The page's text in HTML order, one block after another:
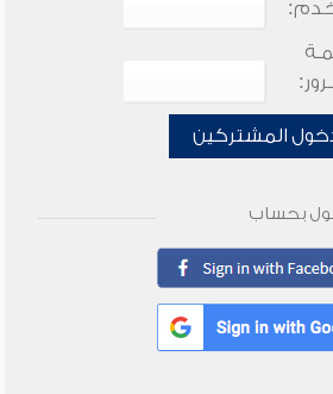
المشتركين
بحساب